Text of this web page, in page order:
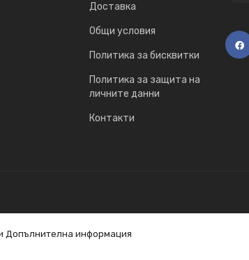
Доставка
Общи условия
Политика за бисквитки
Политика за защита на
личните данни
Контакти
Допълнителна информация